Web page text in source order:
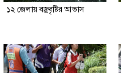
১২ জেলায় বজ্রবৃষ্টির আভাস